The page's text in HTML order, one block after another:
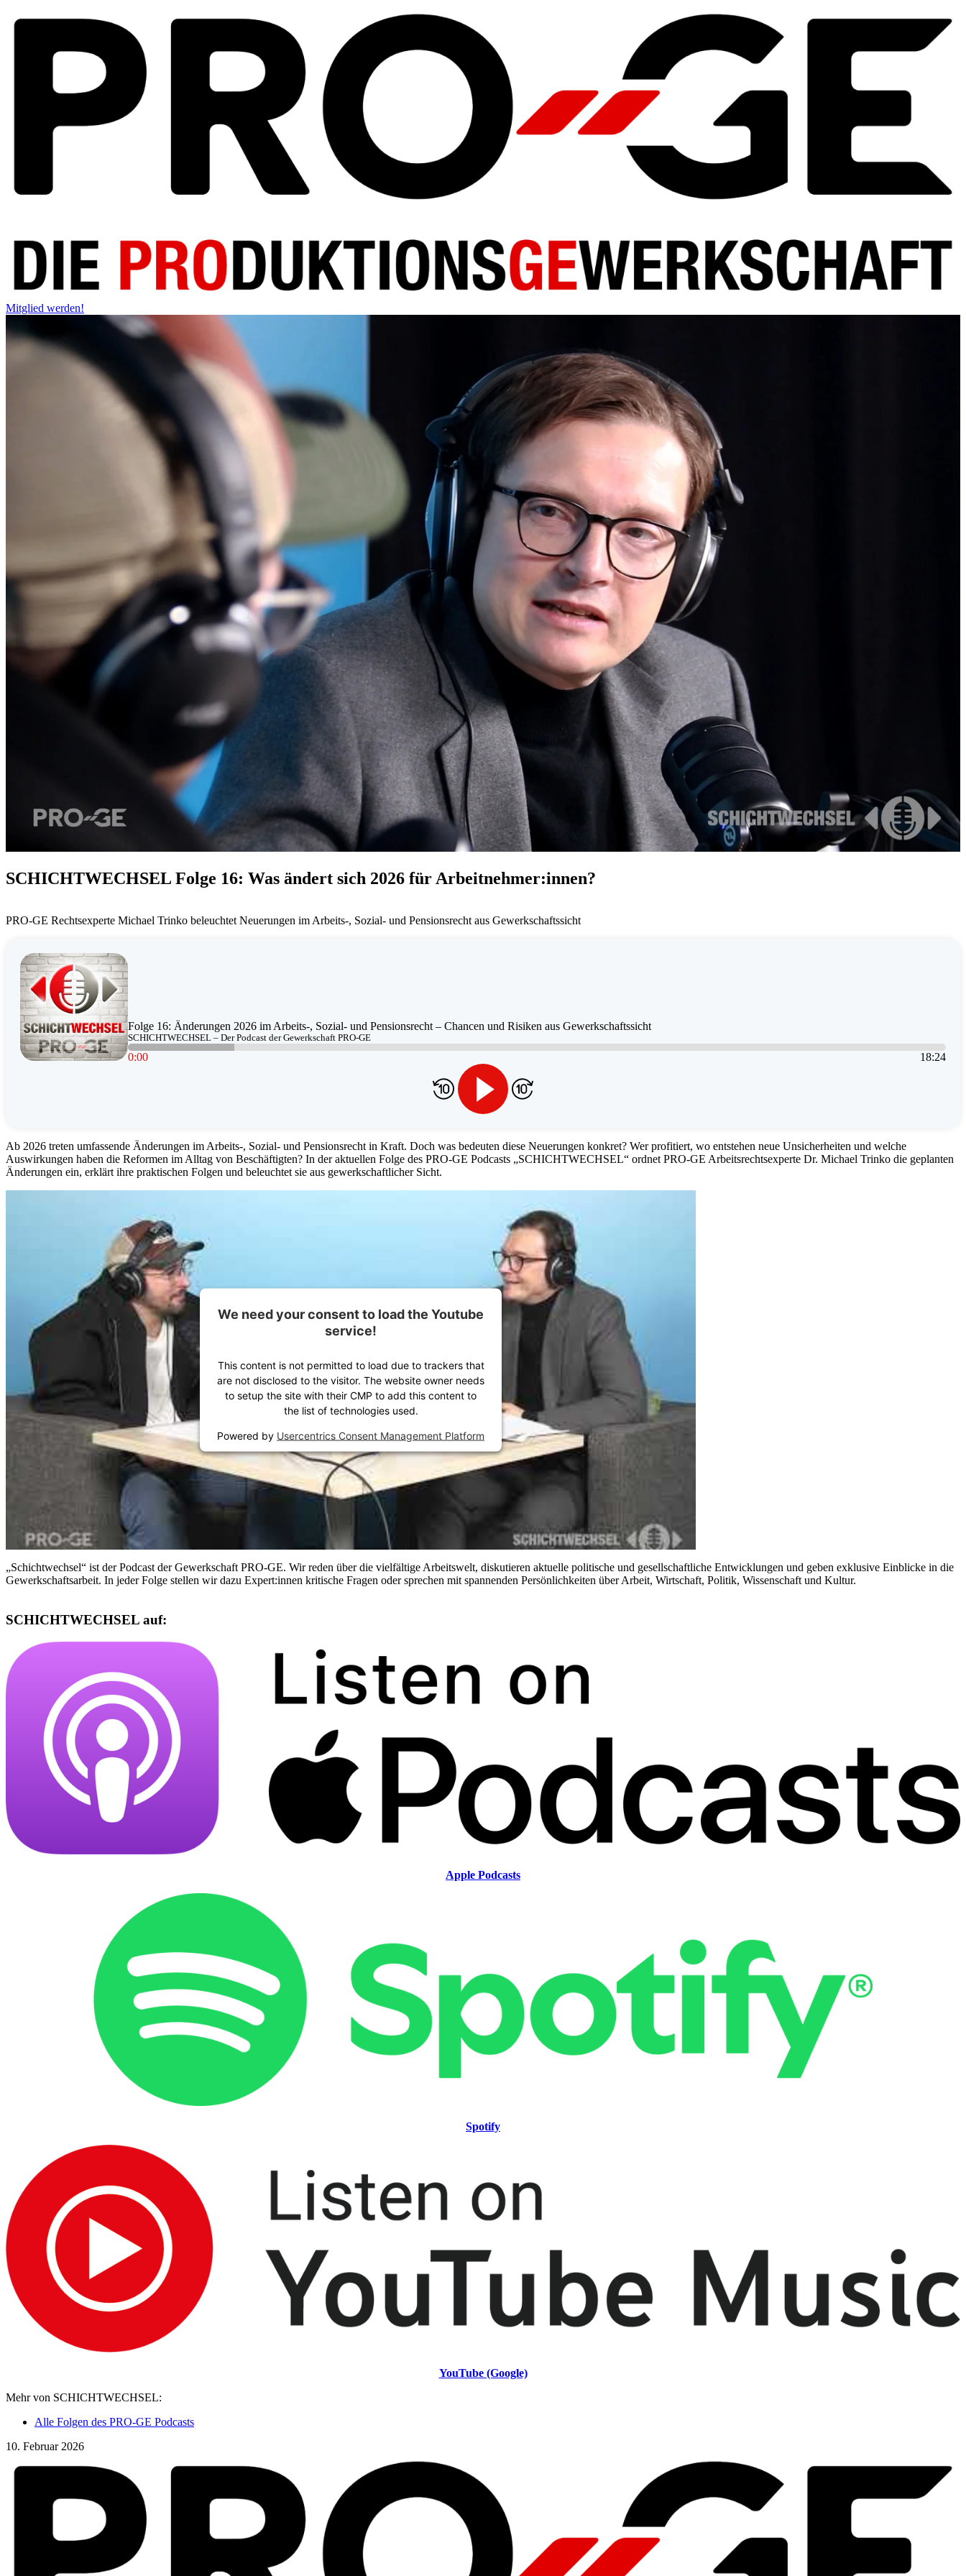
Mitglied werden!
SCHICHTWECHSEL Folge 16: Was ändert sich 2026 für Arbeitnehmer:innen?
PRO-GE Rechtsexperte Michael Trinko beleuchtet Neuerungen im Arbeits-, Sozial- und Pensionsrecht aus Gewerkschaftssicht
Folge 16: Änderungen 2026 im Arbeits-, Sozial- und Pensionsrecht – Chancen und Risiken aus Gewerkschaftssicht
SCHICHTWECHSEL – Der Podcast der Gewerkschaft PRO-GE
0:00 18:24
Ab 2026 treten umfassende Änderungen im Arbeits-, Sozial- und Pensionsrecht in Kraft. Doch was bedeuten diese Neuerungen konkret? Wer profitiert, wo entstehen neue Unsicherheiten und welche
Auswirkungen haben die Reformen im Alltag von Beschäftigten? In der aktuellen Folge des PRO-GE Podcasts „SCHICHTWECHSEL“ ordnet PRO-GE Arbeitsrechtsexperte Dr. Michael Trinko die geplanten
Änderungen ein, erklärt ihre praktischen Folgen und beleuchtet sie aus gewerkschaftlicher Sicht.
We need your consent to load the Youtube
service!
This content is not permitted to load due to trackers that
are not disclosed to the visitor. The website owner needs
to setup the site with their CMP to add this content to
the list of technologies used.
Powered by Usercentrics Consent Management Platform
„Schichtwechsel“ ist der Podcast der Gewerkschaft PRO-GE. Wir reden über die vielfältige Arbeitswelt, diskutieren aktuelle politische und gesellschaftliche Entwicklungen und geben exklusive Einblicke in die
Gewerkschaftsarbeit. In jeder Folge stellen wir dazu Expert:innen kritische Fragen oder sprechen mit spannenden Persönlichkeiten über Arbeit, Wirtschaft, Politik, Wissenschaft und Kultur.
SCHICHTWECHSEL auf:
Apple Podcasts
Spotify
YouTube (Google)
Mehr von SCHICHTWECHSEL:
Alle Folgen des PRO-GE Podcasts
10. Februar 2026